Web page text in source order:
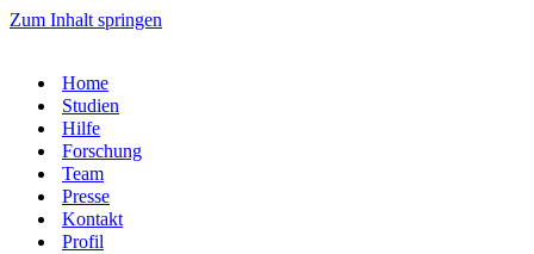
Zum Inhalt springen
Home
Studien
Hilfe
Forschung
Team
Presse
Kontakt
Profil